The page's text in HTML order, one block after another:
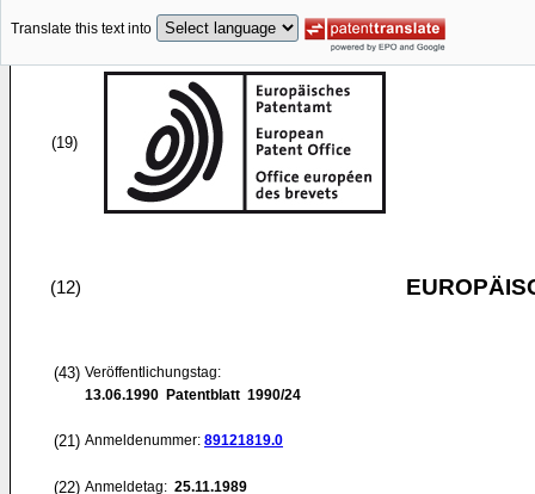
Translate this text into
(19)
(12)
(43) Veröffentlichungstag:
13.06.1990 Patentblatt 1990/24
(21) Anmeldenummer: 89121819.0
(22) Anmeldetag: 25.11.1989